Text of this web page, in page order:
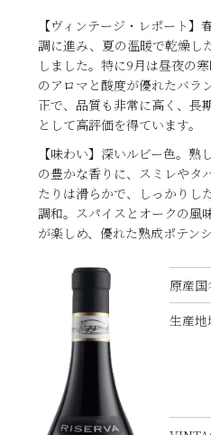
【ヴィンテージ・レポート
調に進み、夏の温暖で乾燥し
しました。特に9月は昼夜の
のアロマと酸度が優れたバラ
正で、品質も非常に高く、長
として高評価を得ています。
【味わい】深いルビー色。
の豊かな香りに、スミレやタ
たりは滑らかで、しっかりし
調和。スパイスとオークの風
が楽しめ、優れた熟成ポテン
原産国
生産地